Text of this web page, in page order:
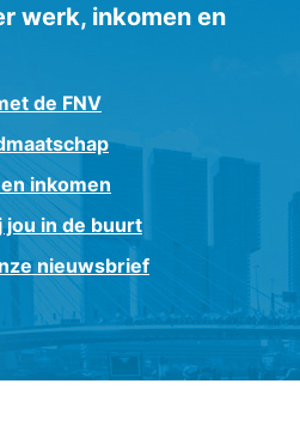
werk, inkomen en
de FNV
inkomen
jou in de buurt
nieuwsbrief